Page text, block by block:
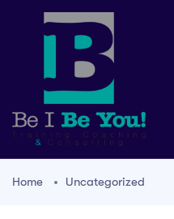
Home Uncategorized